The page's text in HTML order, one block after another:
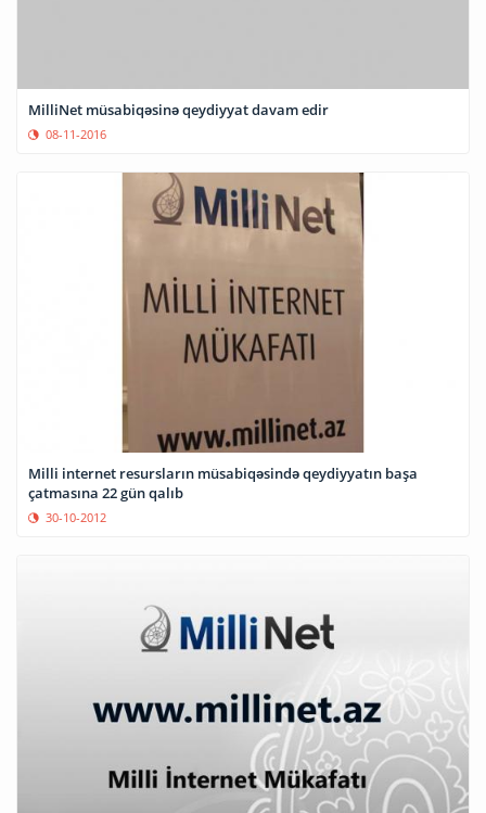
MilliNet müsabiqəsinə qeydiyyat davam edir
08-11-2016
Milli internet resursların müsabiqəsində qeydiyyatın başa
çatmasına 22 gün qalıb
30-10-2012